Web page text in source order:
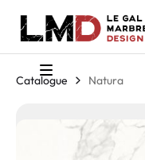
Catalogue Natura